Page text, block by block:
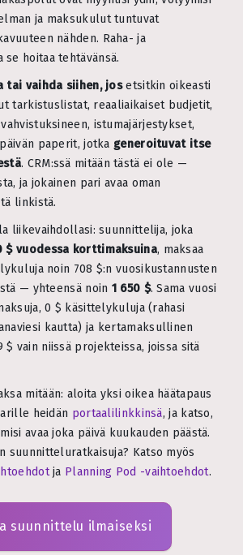
ja maksukulut tuntuvat
nähden. Raha- ja
hoitaa tehtävänsä.
tai vaihda siihen, josetsitkin oikeasti
tarkistuslistat, reaaliaikaiset budjetit,
istumajärjestykset,
paperit, jotka generoituvat itse
. CRM:ssä mitään tästä ei ole —
ja jokainen pari avaa oman
linkistä.
liikevaihdollasi: suunnittelija, joka
$ vuodessa korttimaksuina, maksaa
noin 708 $:n vuosikustannusten
— yhteensä noin 1 650 $. Sama vuosi
0 $ käsittelykuluja (rahasi
kautta) ja kertamaksullinen
$ vain niissä projekteissa, joissa sitä
mitään: aloita yksi oikea häätapaus
heidän portaalilinkkinsä, ja katso,
avaa joka päivä kuukauden päästä.
suunnitteluratkaisuja? Katso myös
ja Planning Pod -vaihtoehdot.
suunnittelu ilmaiseksi